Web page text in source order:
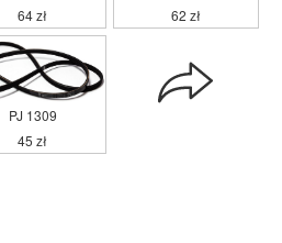
64 zł
62 zł
PJ 1309
45 zł